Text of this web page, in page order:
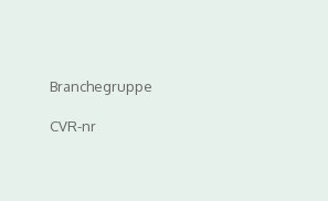
Branchegruppe
CVR-nr